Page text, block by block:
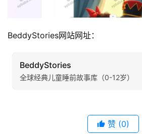
BeddyStories网站网址：
BeddyStories
全球经典儿童睡前故事库（0-12岁）
赞 (0)